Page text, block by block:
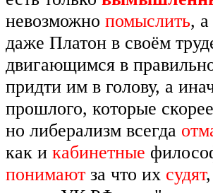
невозможно помыслить,
даже Платон в своём
двигающимся в
придти им в голову, а
прошлого, которые
но либерализм всегда
как и кабинетные
понимают за что их судят